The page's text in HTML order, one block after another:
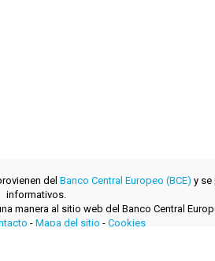
del Banco Central Europeo (BCE) y se
informativos.
manera al sitio web del Banco Central
- Mapa del sitio - Cookies